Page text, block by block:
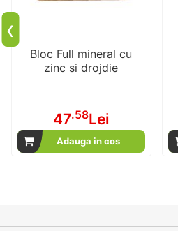
Bloc Full mineral cu
zinc si drojdie
47.58Lei
Adauga in cos
‹